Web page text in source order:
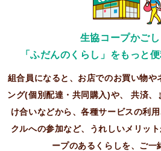
生協コープかごし
「ふだんのくらし」をもっと
組合員になると、お店でのお買い物
ング(個別配達・共同購入)や、共済、
け合いなどから、各種サービスの利用
クルへの参加など、うれしいメリット
ープのあるくらしを、ご一